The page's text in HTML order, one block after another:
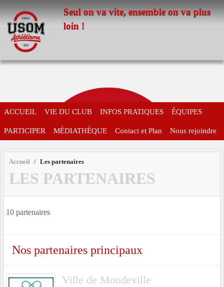
Seul on va vite, ensemble on va plus
loin !
ACCUEIL VIE DU CLUB INFOS PRATIQUES ÉQUIPES
PARTICIPER MÉDIATHÈQUE Contact et Plan Nous rejoindre
Accueil Les partenaires
LES PARTENAIRES
10 partenaires
Nos partenaires principaux
Ville de Mondeville